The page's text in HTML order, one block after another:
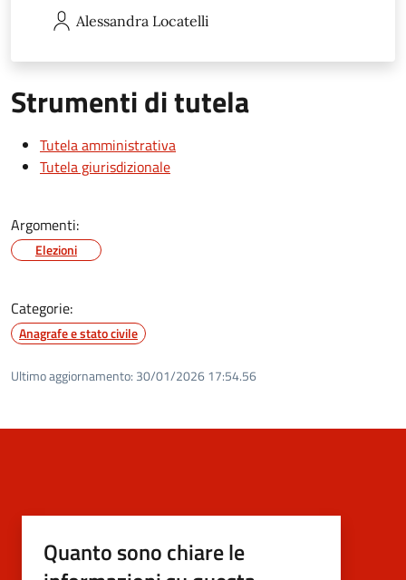
Alessandra Locatelli
Strumenti di tutela
Tutela amministrativa
Tutela giurisdizionale
Argomenti:
Elezioni
Categorie:
Anagrafe e stato civile
Ultimo aggiornamento: 30/01/2026 17:54.56
Quanto sono chiare le